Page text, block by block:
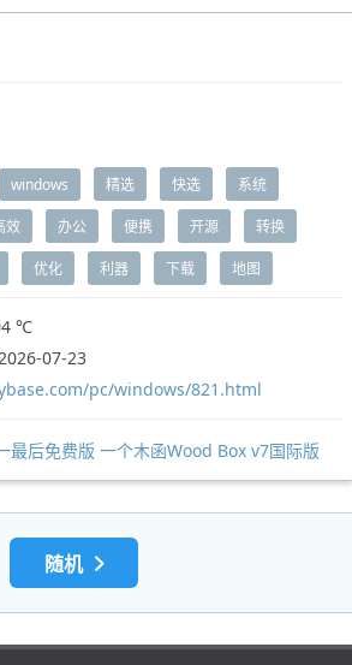
windows 精选 快选 系统
效 办公 便携 开源 转换
优化 利器 下载 地图
℃
07-23
pc/windows/821.html
后免费版 一个木函Wood Box v7国际版
随机